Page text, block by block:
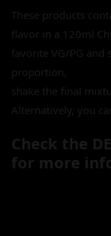
These products
flavor in a 120ml
favorite VG/PG and
proportion,
shake the final
Alternatively, you
Check the
for more